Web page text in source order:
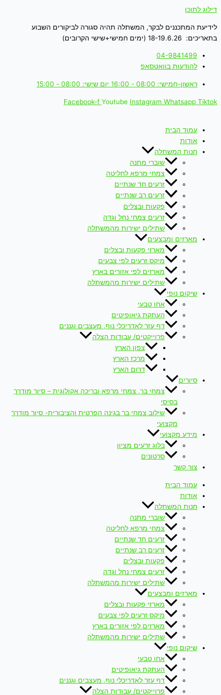
דילוג לתוכן
לידיעת המתכננים לבקר, המשתלה תהיה סגורה לביקורים השבוע
בתאריכים: 18-19.6.26 (ימים חמישי+שישי הקרובים)
04-9841499
להודעות בוואטסאפ
ראשון-חמישי: 08:00 - 16:00 יום שישי: 08:00 - 15:00
Facebook-f Youtube Instagram Whatsapp Tiktok
עמוד הבית
אודות
חנות המשתלה
שוברי מתנה
צמחי מרפא לחליטה
זרעים חד שנתיים
זרעים רב שנתיים
פקעות ובצלים
זרעים צמחי נחל וגדה
שתילים ישירות מהמשתלה
מארזים ומבצעים
מארזי פקעות ובצלים
מיקס זרעים לפי צבעים
מארזים לפי אזורים בארץ
שתילים ישירות מהמשתלה
שיקום נופי
אחו טבעי
העתקת גיאופיטים
דף עזר לאדריכלי נוף, מעצבים וגננים
פרוייקטים/ עבודות הצלה
צפון הארץ
מרכז הארץ
דרום הארץ
סיורים
צמחי בר, צמחי מרפא ובריכה אקולוגית – סיור מודרך
בסיסי
שילוב צמחי בר בגינה הפרטית והציבורית- סיור מודרך
מקצועי
מידע מקצועי
בלוג זרעים מציון
סרטונים
צור קשר
עמוד הבית
אודות
חנות המשתלה
שוברי מתנה
צמחי מרפא לחליטה
זרעים חד שנתיים
זרעים רב שנתיים
פקעות ובצלים
זרעים צמחי נחל וגדה
שתילים ישירות מהמשתלה
מארזים ומבצעים
מארזי פקעות ובצלים
מיקס זרעים לפי צבעים
מארזים לפי אזורים בארץ
שתילים ישירות מהמשתלה
שיקום נופי
אחו טבעי
העתקת גיאופיטים
דף עזר לאדריכלי נוף, מעצבים וגננים
פרוייקטים/ עבודות הצלה